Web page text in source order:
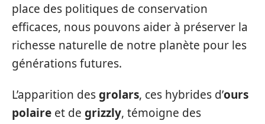
place des politiques de conservation
efficaces, nous pouvons aider à préserver la
richesse naturelle de notre planète pour les
générations futures.
L’apparition desgrolars, ces hybrides d’ours
polaire et de grizzly, témoigne des